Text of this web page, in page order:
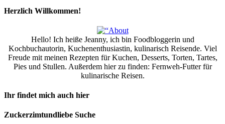
Herzlich Willkommen!
Hello! Ich heiße Jeanny, ich bin Foodbloggerin und
Kochbuchautorin, Kuchenenthusiastin, kulinarisch Reisende. Viel
Freude mit meinen Rezepten für Kuchen, Desserts, Torten, Tartes,
Pies und Stullen. Außerdem hier zu finden: Fernweh-Futter für
kulinarische Reisen.
Ihr findet mich auch hier
Zuckerzimtundliebe Suche